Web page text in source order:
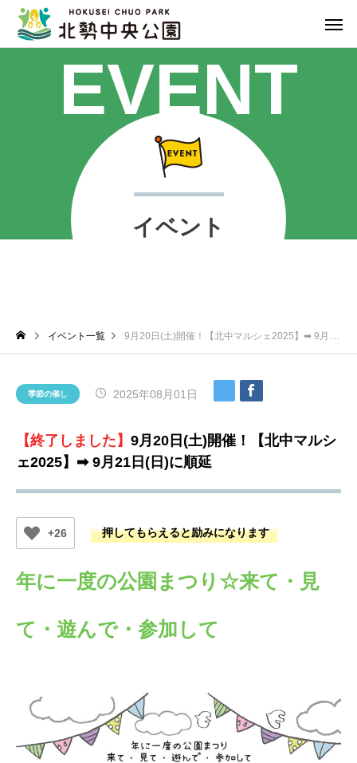
EVENT
イベント
イベント一覧 9月20日(土)開催！【北中マルシェ2025】➡ 9月21日(日)に順延
季節の催し 2025年08月01日
【終了しました】 9月20日(土)開催！【北中マルシ
ェ2025】➡ 9月21日(日)に順延
+26
年に一度の公園まつり☆来て・見
て・遊んで・参加して